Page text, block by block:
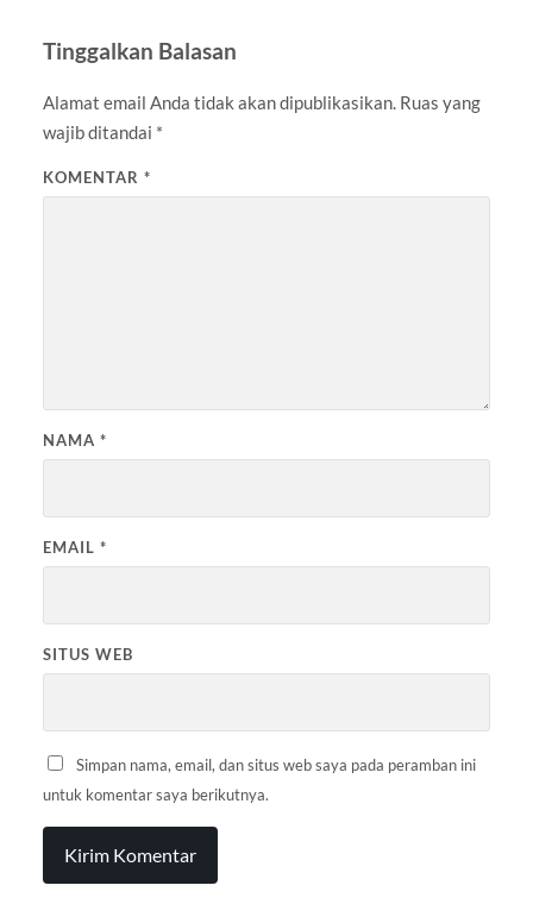
Tinggalkan Balasan
Alamat email Anda tidak akan dipublikasikan. Ruas yang
wajib ditandai *
KOMENTAR *
NAMA *
EMAIL *
SITUS WEB
Simpan nama, email, dan situs web saya pada peramban ini
untuk komentar saya berikutnya.